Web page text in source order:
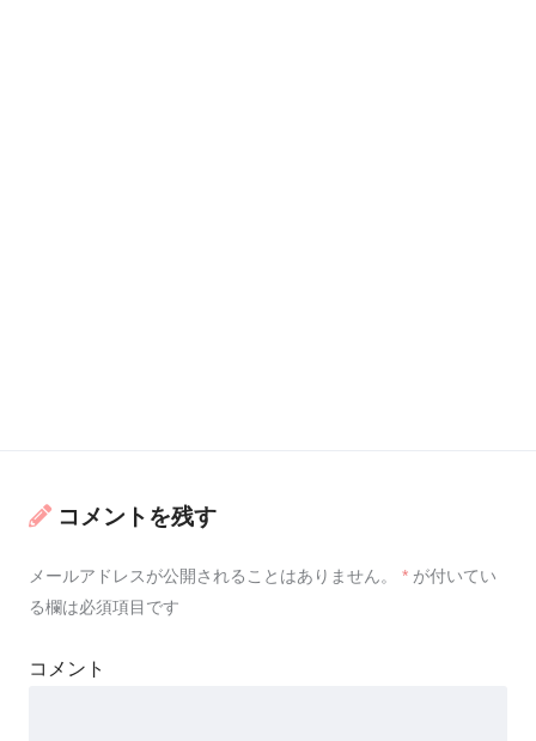
コメントを残す
メールアドレスが公開されることはありません。 * が付いてい
る欄は必須項目です
コメント